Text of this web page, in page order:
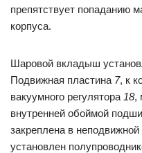
препятствует попаданию
корпуса.
Шаровой вкладыш
Подвижная пластина 7, к
вакуумного регулятора 18,
внутренней обоймой
закреплена в неподвижной
установлен